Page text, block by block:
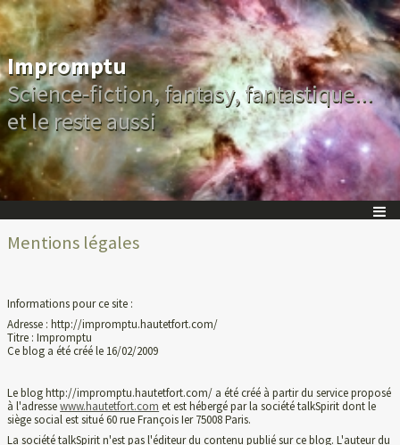
Impromptu
Science-fiction, fantasy, fantastique...
et le reste aussi
Mentions légales
Informations pour ce site :
Adresse : http://impromptu.hautetfort.com/
Titre : Impromptu
Ce blog a été créé le 16/02/2009
Le blog http://impromptu.hautetfort.com/ a été créé à partir du service proposé
à l'adressewww.hautetfort.com et est hébergé par la société talkSpirit dont le
siège social est situé 60 rue François Ier 75008 Paris.
La société talkSpirit n'est pas l'éditeur du contenu publié sur ce blog. L'auteur du